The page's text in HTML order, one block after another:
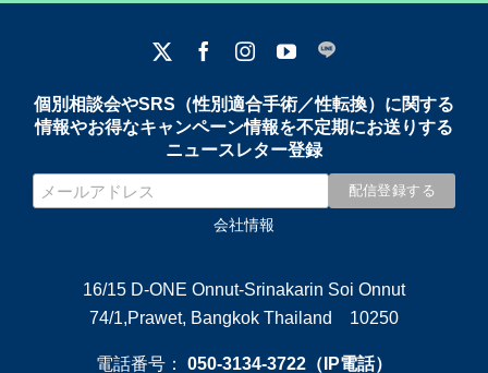
個別相談会やSRS（性別適合手術／性転換）に関する
情報やお得なキャンペーン情報を不定期にお送りする
ニュースレター登録
会社情報
16/15 D-ONE Onnut-Srinakarin Soi Onnut
74/1,Prawet, Bangkok Thailand 10250
電話番号： 050-3134-3722（IP電話）